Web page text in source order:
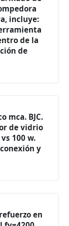
incluye:
de la
de
mca. BJC.
de vidrio
100 w.
y
en